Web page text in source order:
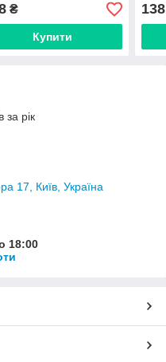
₴
Купити
138
за рік
17, Київ, Україна
18:00